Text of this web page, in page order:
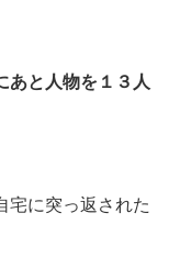
あと人物を１３人
宅に突っ返された